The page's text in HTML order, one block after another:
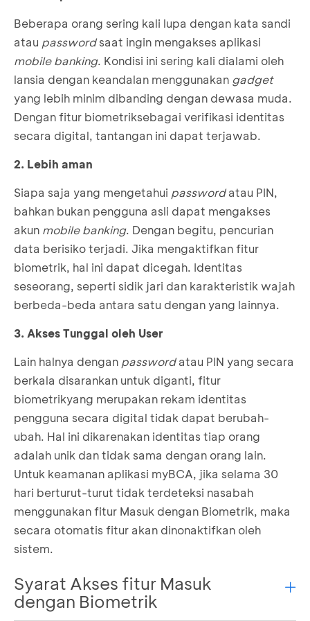
Beberapa orang sering kali lupa dengan kata sandi
atau passwordsaat ingin mengakses aplikasi
mobile banking. Kondisi ini sering kali dialami oleh
lansia dengan keandalan menggunakan gadget
yang lebih minim dibanding dengan dewasa muda.
Dengan fitur biometriksebagai verifikasi identitas
secara digital, tantangan ini dapat terjawab.
2. Lebih aman
Siapa saja yang mengetahui passwordatau PIN,
bahkan bukan pengguna asli dapat mengakses
akun mobile banking. Dengan begitu, pencurian
data berisiko terjadi. Jika mengaktifkan fitur
biometrik, hal ini dapat dicegah. Identitas
seseorang, seperti sidik jari dan karakteristik wajah
berbeda-beda antara satu dengan yang lainnya.
3. Akses Tunggal oleh User
Lain halnya dengan passwordatau PIN yang secara
berkala disarankan untuk diganti, fitur
biometrikyang merupakan rekam identitas
pengguna secara digital tidak dapat berubah-
ubah. Hal ini dikarenakan identitas tiap orang
adalah unik dan tidak sama dengan orang lain.
Untuk keamanan aplikasi myBCA, jika selama 30
hari berturut-turut tidak terdeteksi nasabah
menggunakan fitur Masuk dengan Biometrik, maka
secara otomatis fitur akan dinonaktifkan oleh
sistem.
Syarat Akses fitur Masuk
dengan Biometrik